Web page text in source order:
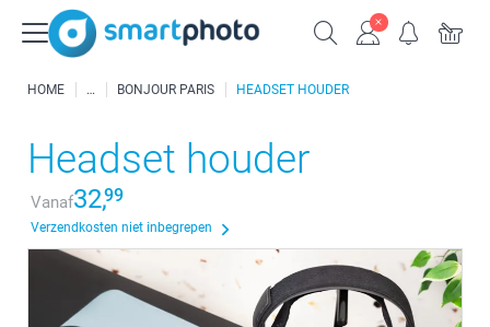
HOME BONJOUR PARIS HEADSET HOUDER
Headset houder
Vanaf32,99
Verzendkosten niet inbegrepen